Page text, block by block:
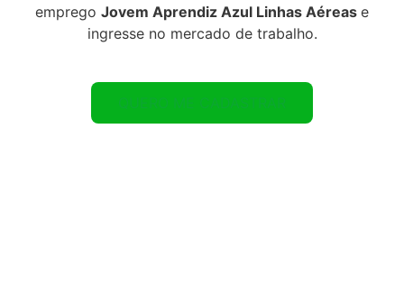
emprego Jovem Aprendiz Azul Linhas Aéreas e
ingresse no mercado de trabalho.
QUERO ME CADASTRAR